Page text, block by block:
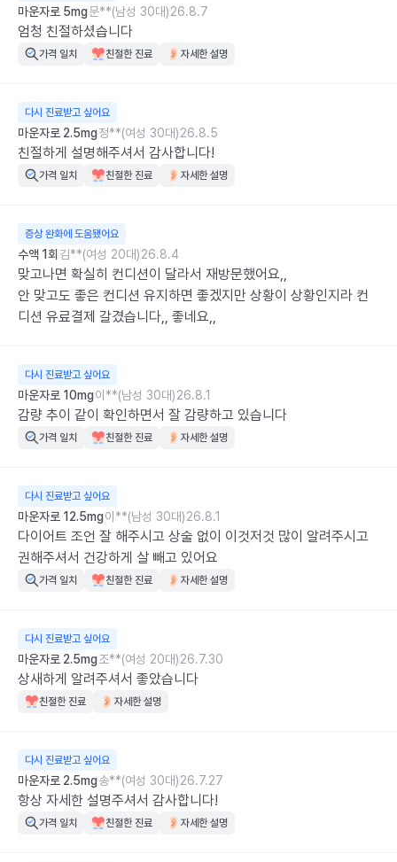
마운자로 5mg문**(남성 30대)26.8.7
엄청 친절하셨습니다
가격 일치 친절한 진료 자세한 설명
다시 진료받고 싶어요
마운자로 2.5mg정**(여성 30대)26.8.5
친절하게 설명해주셔서 감사합니다!
가격 일치 친절한 진료 자세한 설명
증상 완화에 도움됐어요
수액 1회 김**(여성 20대)26.8.4
맞고나면 확실히 컨디션이 달라서 재방문했어요,,
안 맞고도 좋은 컨디션 유지하면 좋겠지만 상황이 상황인지라 컨
디션 유료결제 갈겼습니다,, 좋네요,,
다시 진료받고 싶어요
마운자로 10mg이**(남성 30대)26.8.1
감량 추이 같이 확인하면서 잘 감량하고 있습니다
가격 일치 친절한 진료 자세한 설명
다시 진료받고 싶어요
마운자로 12.5mg이**(남성 30대)26.8.1
다이어트 조언 잘 해주시고 상술 없이 이것저것 많이 알려주시고
권해주셔서 건강하게 살 빼고 있어요
가격 일치 친절한 진료 자세한 설명
다시 진료받고 싶어요
마운자로 2.5mg조**(여성 20대)26.7.30
상새하게 알려주셔서 좋았습니다
친절한 진료 자세한 설명
다시 진료받고 싶어요
마운자로 2.5mg송**(여성 30대)26.7.27
항상 자세한 설명주셔서 감사합니다!
가격 일치 친절한 진료 자세한 설명